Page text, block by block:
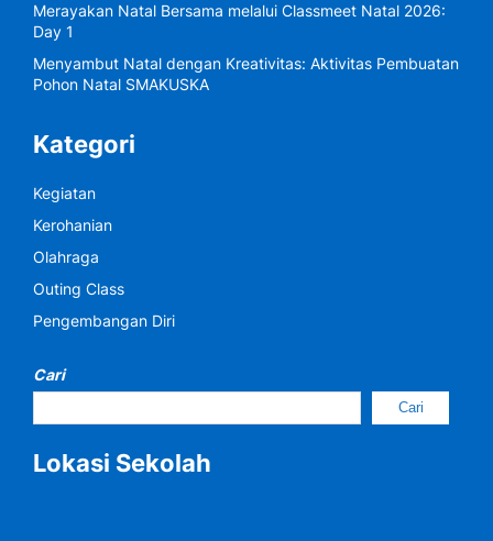
Merayakan Natal Bersama melalui Classmeet Natal 2026:
Day 1
Menyambut Natal dengan Kreativitas: Aktivitas Pembuatan
Pohon Natal SMAKUSKA
Kategori
Kegiatan
Kerohanian
Olahraga
Outing Class
Pengembangan Diri
Cari
Cari
Lokasi Sekolah